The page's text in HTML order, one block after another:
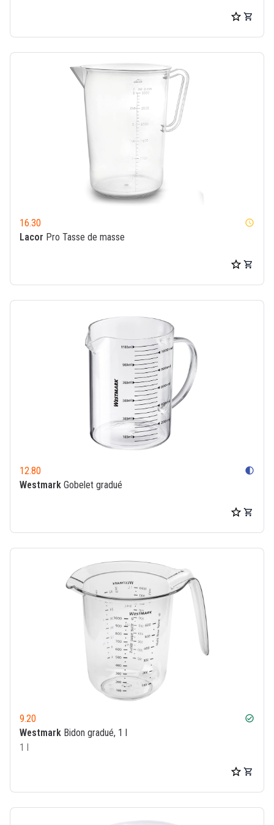
16.30 watch_later
Lacor Pro Tasse de masse
12.80 contrast
Westmark Gobelet gradué
9.20 check_circle
Westmark Bidon gradué, 1 l
1 l